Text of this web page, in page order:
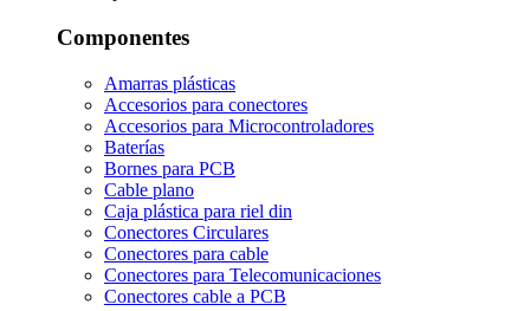
Componentes
Amarras plásticas
Accesorios para conectores
Accesorios para Microcontroladores
Baterías
Bornes para PCB
Cable plano
Caja plástica para riel din
Conectores Circulares
Conectores para cable
Conectores para Telecomunicaciones
Conectores cable a PCB